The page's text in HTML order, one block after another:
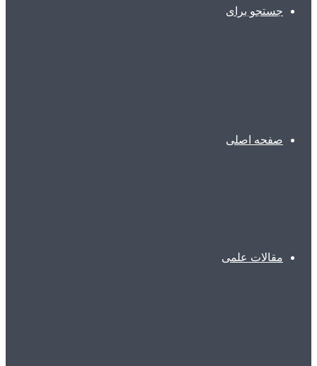
جستجو برای
صفحه اصلی
مقالات علمی